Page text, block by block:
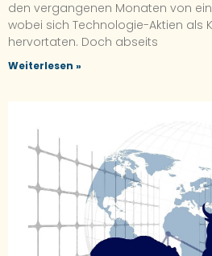
den vergangenen Monaten von
wobei sich Technologie-Aktien als
hervortaten. Doch abseits
Weiterlesen »